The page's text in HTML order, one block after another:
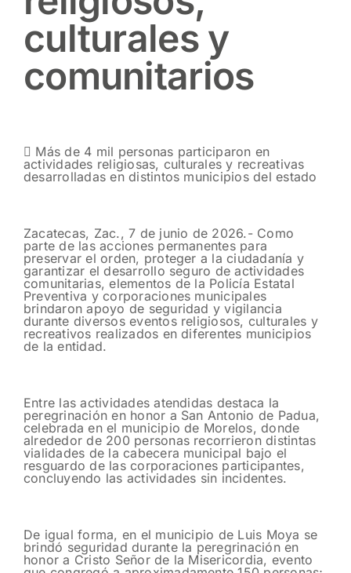
culturales y
comunitarios
 Más de 4 mil personas participaron en
actividades religiosas, culturales y recreativas
desarrolladas en distintos municipios del estado
Zacatecas, Zac., 7 de junio de 2026.- Como
parte de las acciones permanentes para
preservar el orden, proteger a la ciudadanía y
garantizar el desarrollo seguro de actividades
comunitarias, elementos de la Policía Estatal
Preventiva y corporaciones municipales
brindaron apoyo de seguridad y vigilancia
durante diversos eventos religiosos, culturales y
recreativos realizados en diferentes municipios
de la entidad.
Entre las actividades atendidas destaca la
peregrinación en honor a San Antonio de Padua,
celebrada en el municipio de Morelos, donde
alrededor de 200 personas recorrieron distintas
vialidades de la cabecera municipal bajo el
resguardo de las corporaciones participantes,
concluyendo las actividades sin incidentes.
De igual forma, en el municipio de Luis Moya se
brindó seguridad durante la peregrinación en
honor a Cristo Señor de la Misericordia, evento